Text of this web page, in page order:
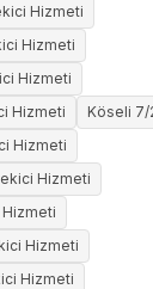
Hizmeti
Hizmeti
Hizmeti
Hizmeti
Köseli
Hizmeti
Hizmeti
Hizmeti
Hizmeti
Hizmeti